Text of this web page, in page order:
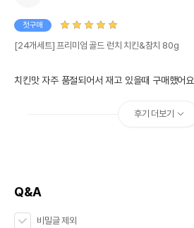
첫구매
[24개세트] 프리미엄 골드 런치 치킨&참치 80g
치킨맛 자주 품절되어서 재고 있을때 구매했어요
후기 더보기
Q&A
비밀글 제외